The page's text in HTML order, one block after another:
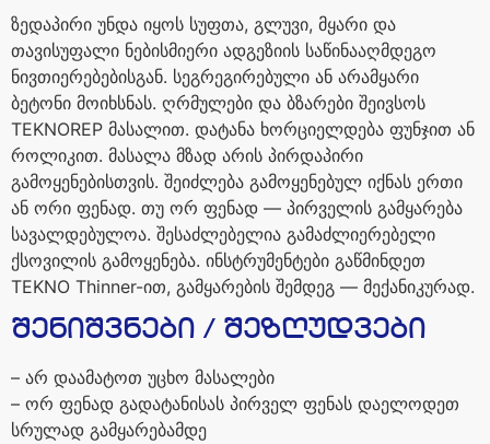
ზედაპირი უნდა იყოს სუფთა, გლუვი, მყარი და
თავისუფალი ნებისმიერი ადგეზიის საწინააღმდეგო
ნივთიერებებისგან. სეგრეგირებული ან არამყარი
ბეტონი მოიხსნას. ღრმულები და ბზარები შეივსოს
TEKNOREP მასალით. დატანა ხორციელდება ფუნჯით ან
როლიკით. მასალა მზად არის პირდაპირი
გამოყენებისთვის. შეიძლება გამოყენებულ იქნას ერთი
ან ორი ფენად. თუ ორ ფენად — პირველის გამყარება
სავალდებულოა. შესაძლებელია გამაძლიერებელი
ქსოვილის გამოყენება. ინსტრუმენტები გაწმინდეთ
TEKNO Thinner-ით, გამყარების შემდეგ — მექანიკურად.
შენიშვნები / შეზღუდვები
– არ დაამატოთ უცხო მასალები
– ორ ფენად გადატანისას პირველ ფენას დაელოდეთ
სრულად გამყარებამდე